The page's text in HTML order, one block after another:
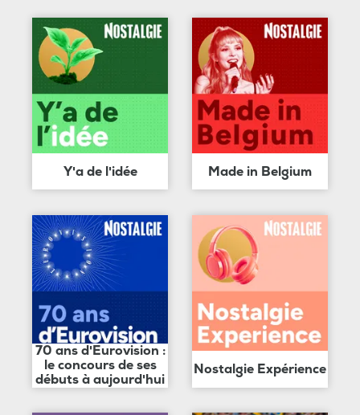
Y'a de l'idée Made in Belgium
70 ans d'Eurovision :
le concours de ses
débuts à aujourd'hui
Nostalgie Expérience